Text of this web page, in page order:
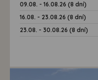
09.08. - 16.08.26 (8 dní)
16.08. - 23.08.26 (8 dní)
23.08. - 30.08.26 (8 dní)